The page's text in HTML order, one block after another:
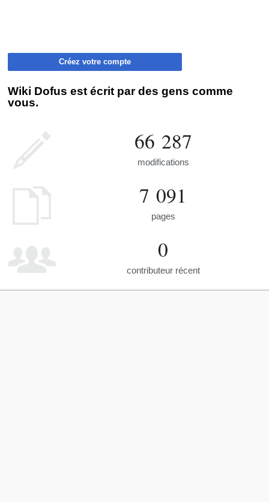
Créez votre compte
Wiki Dofus est écrit par des gens comme
vous.
66 287
modifications
7 091
pages
0
contributeur récent